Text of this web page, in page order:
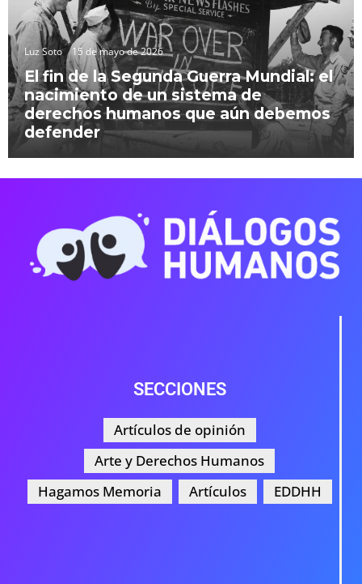
Luz Soto 15 de mayo de 2026
El fin de la Segunda Guerra Mundial: el
nacimiento de un sistema de
derechos humanos que aún debemos
defender
SECCIONES
Artículos de opinión
Arte y Derechos Humanos
Hagamos Memoria
Artículos EDDHH